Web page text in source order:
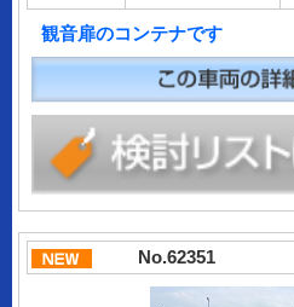
観音扉のコンテナです
No.62351